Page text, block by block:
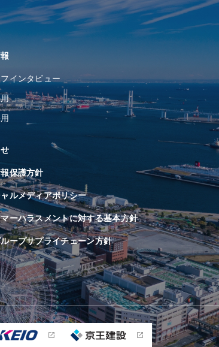
インタビュー
保護方針
ルメディアポリシー
ーハラスメントに対する基本方針
ープサプライチェーン方針